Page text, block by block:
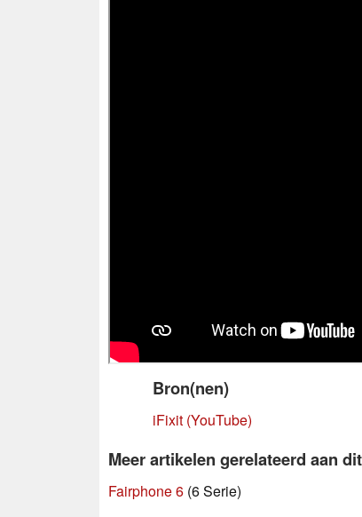
Bron(nen)
iFixit (YouTube)
Meer artikelen gerelateerd aan
Fairphone 6 (6 Serie)